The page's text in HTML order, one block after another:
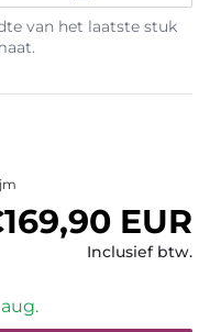
van het laatste stuk
prijs
EUR
Inclusief btw.